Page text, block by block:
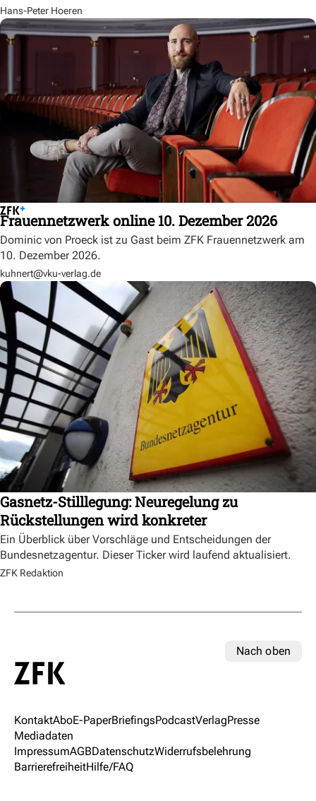
Hans-Peter Hoeren
Frauennetzwerk online 10. Dezember 2026
Dominic von Proeck ist zu Gast beim ZFK Frauennetzwerk am
10. Dezember 2026.
kuhnert@vku-verlag.de
Gasnetz-Stilllegung: Neuregelung zu
Rückstellungen wird konkreter
Ein Überblick über Vorschläge und Entscheidungen der
Bundesnetzagentur. Dieser Ticker wird laufend aktualisiert.
ZFK Redaktion
Nach oben
KontaktAboE-PaperBriefingsPodcastVerlagPresse
Mediadaten
ImpressumAGBDatenschutzWiderrufsbelehrung
BarrierefreiheitHilfe/FAQ